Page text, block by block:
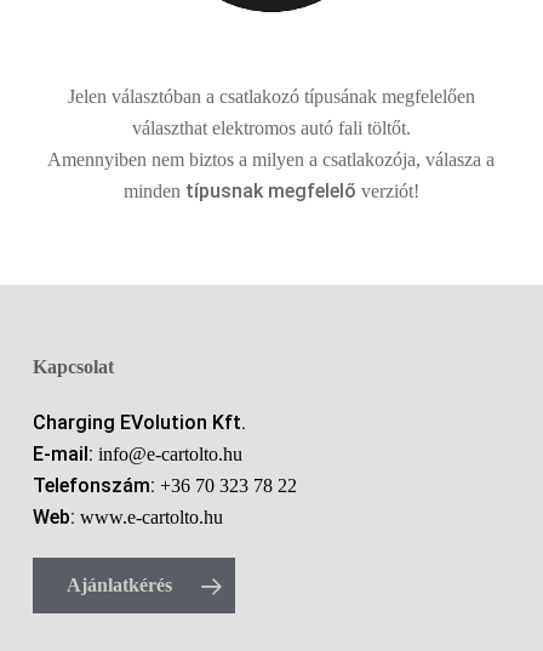
Jelen választóban a csatlakozó típusának megfelelően
választhat elektromos autó fali töltőt.
Amennyiben nem biztos a milyen a csatlakozója, válasza a
minden típusnak megfelelő verziót!
Kapcsolat
Charging EVolution Kft.
E-mail: info@e-cartolto.hu
Telefonszám: +36 70 323 78 22
Web: www.e-cartolto.hu
Ajánlatkérés